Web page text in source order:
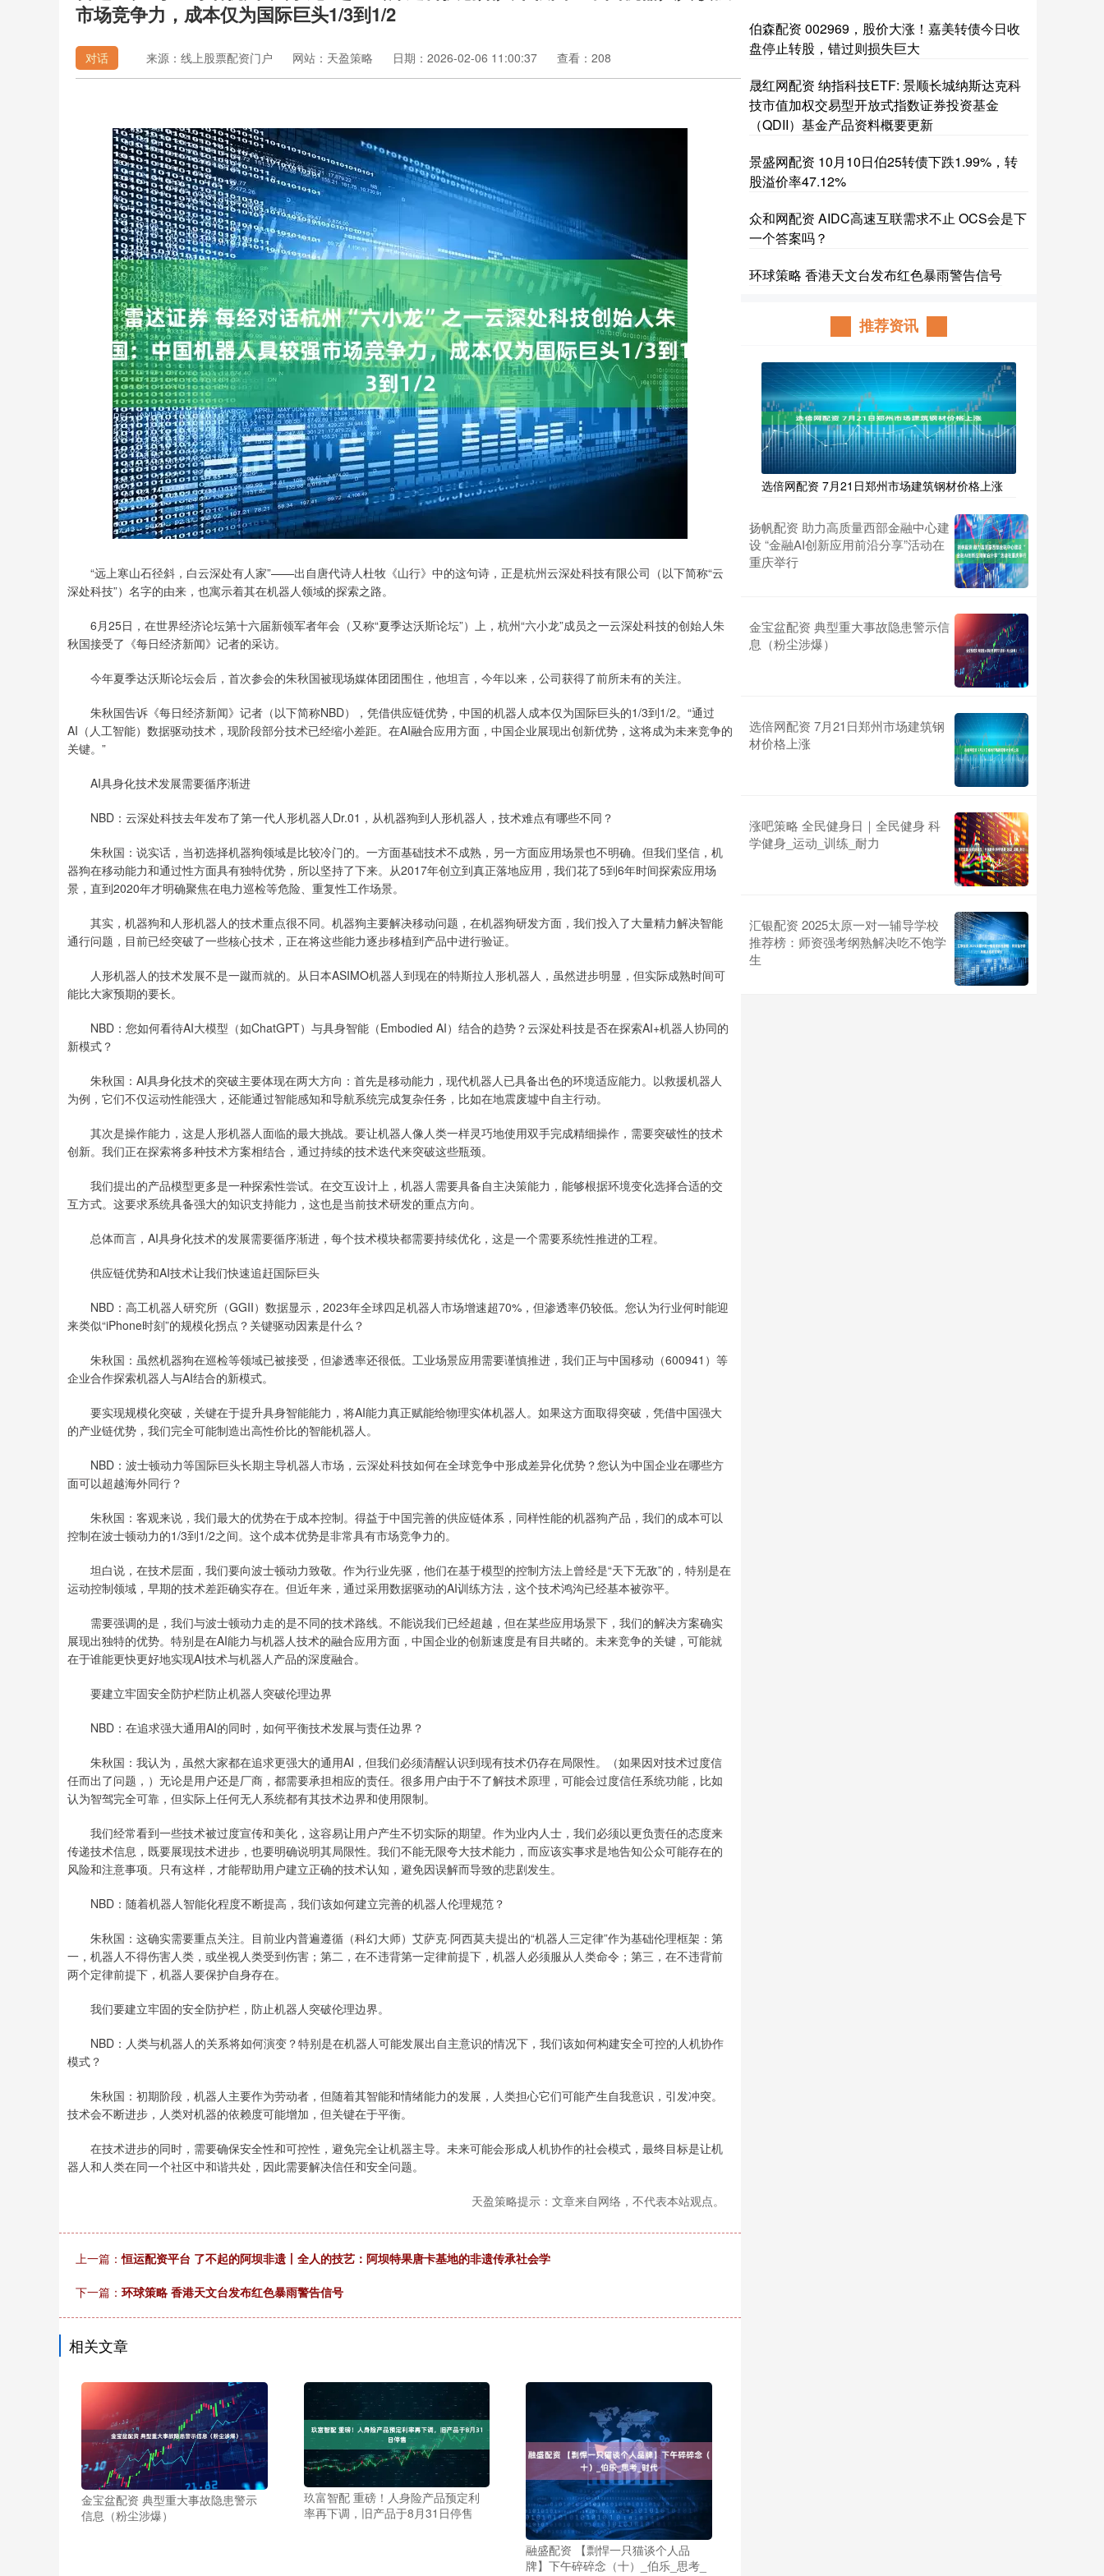
市场竞争力，成本仅为国际巨头1/3到1/2
对话 来源：线上股票配资门户 网站：天盈策略 日期：2026-02-06 11:00:37 查看：208
“远上寒山石径斜，白云深处有人家”——出自唐代诗人杜牧《山行》中的这句诗，正是杭州云深处科技有限公司（以下简称“云
深处科技”）名字的由来，也寓示着其在机器人领域的探索之路。
6月25日，在世界经济论坛第十六届新领军者年会（又称“夏季达沃斯论坛”）上，杭州“六小龙”成员之一云深处科技的创始人朱
秋国接受了《每日经济新闻》记者的采访。
今年夏季达沃斯论坛会后，首次参会的朱秋国被现场媒体团团围住，他坦言，今年以来，公司获得了前所未有的关注。
朱秋国告诉《每日经济新闻》记者（以下简称NBD），凭借供应链优势，中国的机器人成本仅为国际巨头的1/3到1/2。“通过
AI（人工智能）数据驱动技术，现阶段部分技术已经缩小差距。在AI融合应用方面，中国企业展现出创新优势，这将成为未来竞争的
关键。”
AI具身化技术发展需要循序渐进
NBD：云深处科技去年发布了第一代人形机器人Dr.01，从机器狗到人形机器人，技术难点有哪些不同？
朱秋国：说实话，当初选择机器狗领域是比较冷门的。一方面基础技术不成熟，另一方面应用场景也不明确。但我们坚信，机
器狗在移动能力和通过性方面具有独特优势，所以坚持了下来。从2017年创立到真正落地应用，我们花了5到6年时间探索应用场
景，直到2020年才明确聚焦在电力巡检等危险、重复性工作场景。
其实，机器狗和人形机器人的技术重点很不同。机器狗主要解决移动问题，在机器狗研发方面，我们投入了大量精力解决智能
通行问题，目前已经突破了一些核心技术，正在将这些能力逐步移植到产品中进行验证。
人形机器人的技术发展不是一蹴而就的。从日本ASIMO机器人到现在的特斯拉人形机器人，虽然进步明显，但实际成熟时间可
能比大家预期的要长。
NBD：您如何看待AI大模型（如ChatGPT）与具身智能（Embodied AI）结合的趋势？云深处科技是否在探索AI+机器人协同的
新模式？
朱秋国：AI具身化技术的突破主要体现在两大方向：首先是移动能力，现代机器人已具备出色的环境适应能力。以救援机器人
为例，它们不仅运动性能强大，还能通过智能感知和导航系统完成复杂任务，比如在地震废墟中自主行动。
其次是操作能力，这是人形机器人面临的最大挑战。要让机器人像人类一样灵巧地使用双手完成精细操作，需要突破性的技术
创新。我们正在探索将多种技术方案相结合，通过持续的技术迭代来突破这些瓶颈。
我们提出的产品模型更多是一种探索性尝试。在交互设计上，机器人需要具备自主决策能力，能够根据环境变化选择合适的交
互方式。这要求系统具备强大的知识支持能力，这也是当前技术研发的重点方向。
总体而言，AI具身化技术的发展需要循序渐进，每个技术模块都需要持续优化，这是一个需要系统性推进的工程。
供应链优势和AI技术让我们快速追赶国际巨头
NBD：高工机器人研究所（GGII）数据显示，2023年全球四足机器人市场增速超70%，但渗透率仍较低。您认为行业何时能迎
来类似“iPhone时刻”的规模化拐点？关键驱动因素是什么？
朱秋国：虽然机器狗在巡检等领域已被接受，但渗透率还很低。工业场景应用需要谨慎推进，我们正与中国移动（600941）等
企业合作探索机器人与AI结合的新模式。
要实现规模化突破，关键在于提升具身智能能力，将AI能力真正赋能给物理实体机器人。如果这方面取得突破，凭借中国强大
的产业链优势，我们完全可能制造出高性价比的智能机器人。
NBD：波士顿动力等国际巨头长期主导机器人市场，云深处科技如何在全球竞争中形成差异化优势？您认为中国企业在哪些方
面可以超越海外同行？
朱秋国：客观来说，我们最大的优势在于成本控制。得益于中国完善的供应链体系，同样性能的机器狗产品，我们的成本可以
控制在波士顿动力的1/3到1/2之间。这个成本优势是非常具有市场竞争力的。
坦白说，在技术层面，我们要向波士顿动力致敬。作为行业先驱，他们在基于模型的控制方法上曾经是“天下无敌”的，特别是在
运动控制领域，早期的技术差距确实存在。但近年来，通过采用数据驱动的AI训练方法，这个技术鸿沟已经基本被弥平。
需要强调的是，我们与波士顿动力走的是不同的技术路线。不能说我们已经超越，但在某些应用场景下，我们的解决方案确实
展现出独特的优势。特别是在AI能力与机器人技术的融合应用方面，中国企业的创新速度是有目共睹的。未来竞争的关键，可能就
在于谁能更快更好地实现AI技术与机器人产品的深度融合。
要建立牢固安全防护栏防止机器人突破伦理边界
NBD：在追求强大通用AI的同时，如何平衡技术发展与责任边界？
朱秋国：我认为，虽然大家都在追求更强大的通用AI，但我们必须清醒认识到现有技术仍存在局限性。（如果因对技术过度信
任而出了问题，）无论是用户还是厂商，都需要承担相应的责任。很多用户由于不了解技术原理，可能会过度信任系统功能，比如
认为智驾完全可靠，但实际上任何无人系统都有其技术边界和使用限制。
我们经常看到一些技术被过度宣传和美化，这容易让用户产生不切实际的期望。作为业内人士，我们必须以更负责任的态度来
传递技术信息，既要展现技术进步，也要明确说明其局限性。我们不能无限夸大技术能力，而应该实事求是地告知公众可能存在的
风险和注意事项。只有这样，才能帮助用户建立正确的技术认知，避免因误解而导致的悲剧发生。
NBD：随着机器人智能化程度不断提高，我们该如何建立完善的机器人伦理规范？
朱秋国：这确实需要重点关注。目前业内普遍遵循（科幻大师）艾萨克·阿西莫夫提出的“机器人三定律”作为基础伦理框架：第
一，机器人不得伤害人类，或坐视人类受到伤害；第二，在不违背第一定律前提下，机器人必须服从人类命令；第三，在不违背前
两个定律前提下，机器人要保护自身存在。
我们要建立牢固的安全防护栏，防止机器人突破伦理边界。
NBD：人类与机器人的关系将如何演变？特别是在机器人可能发展出自主意识的情况下，我们该如何构建安全可控的人机协作
模式？
朱秋国：初期阶段，机器人主要作为劳动者，但随着其智能和情绪能力的发展，人类担心它们可能产生自我意识，引发冲突。
技术会不断进步，人类对机器的依赖度可能增加，但关键在于平衡。
在技术进步的同时，需要确保安全性和可控性，避免完全让机器主导。未来可能会形成人机协作的社会模式，最终目标是让机
器人和人类在同一个社区中和谐共处，因此需要解决信任和安全问题。
天盈策略提示：文章来自网络，不代表本站观点。
上一篇：恒运配资平台 了不起的阿坝非遗丨全人的技艺：阿坝特果唐卡基地的非遗传承社会学
下一篇： 环球策略 香港天文台发布红色暴雨警告信号
相关文章
金宝盆配资 典型重大事故隐患警示
信息（粉尘涉爆）
玖富智配 重磅！人身险产品预定利
率再下调，旧产品于8月31日停售
融盛配资 【剽悍一只猫谈个人品
牌】下午碎碎念（十）_伯乐_思考_
伯森配资 002969，股价大涨！嘉美转债今日收
盘停止转股，错过则损失巨大
晟红网配资 纳指科技ETF: 景顺长城纳斯达克科
技市值加权交易型开放式指数证券投资基金
（QDII）基金产品资料概要更新
景盛网配资 10月10日伯25转债下跌1.99%，转
股溢价率47.12%
众和网配资 AIDC高速互联需求不止 OCS会是下
一个答案吗？
环球策略 香港天文台发布红色暴雨警告信号
推荐资讯
选倍网配资 7月21日郑州市场建筑钢材价格上涨
扬帆配资 助力高质量西部金融中心建
设 “金融AI创新应用前沿分享”活动在
重庆举行
金宝盆配资 典型重大事故隐患警示信
息（粉尘涉爆）
选倍网配资 7月21日郑州市场建筑钢
材价格上涨
涨吧策略 全民健身日｜全民健身 科
学健身_运动_训练_耐力
汇银配资 2025太原一对一辅导学校
推荐榜：师资强考纲熟解决吃不饱学
生